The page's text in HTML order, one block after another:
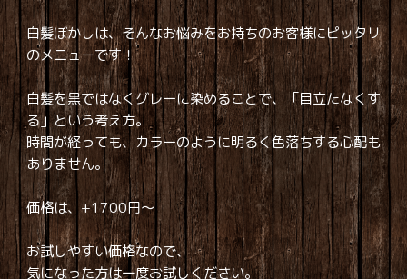
白髪ぼかしは、そんなお悩みをお持ちのお客様にピッタリ
のメニューです！
白髪を黒ではなくグレーに染めることで、「目立たなくす
る」という考え方。
時間が経っても、カラーのように明るく色落ちする心配も
ありません。
価格は、+1700円～
お試しやすい価格なので、
気になった方は一度お試しください。